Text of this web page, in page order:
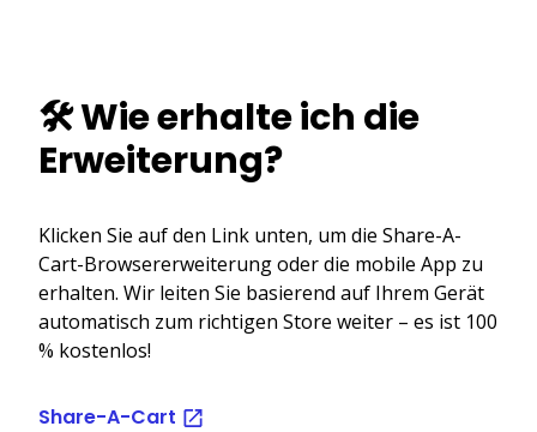
🛠️ Wie erhalte ich die
Erweiterung?
Klicken Sie auf den Link unten, um die Share-A-
Cart-Browsererweiterung oder die mobile App zu
erhalten. Wir leiten Sie basierend auf Ihrem Gerät
automatisch zum richtigen Store weiter – es ist 100
% kostenlos!
Share-A-Cart